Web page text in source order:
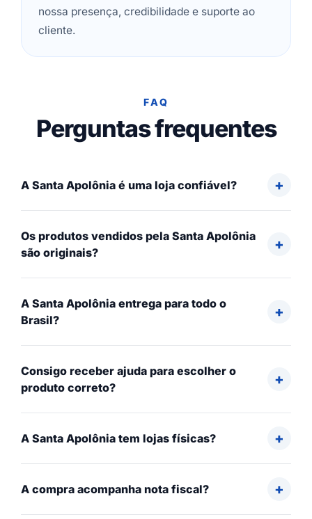
nossa presença, credibilidade e suporte ao
cliente.
FAQ
Perguntas frequentes
A Santa Apolônia é uma loja confiável?
Os produtos vendidos pela Santa Apolônia
são originais?
A Santa Apolônia entrega para todo o
Brasil?
Consigo receber ajuda para escolher o
produto correto?
A Santa Apolônia tem lojas físicas?
A compra acompanha nota fiscal?